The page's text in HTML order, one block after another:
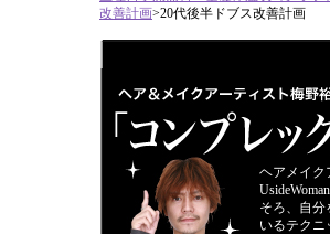
改善計画>20代後半ドブス改善計画
ヘアメイク
そろ、自
いるテクニ